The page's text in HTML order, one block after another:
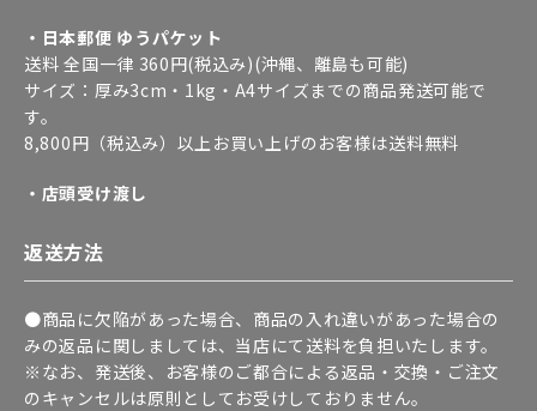
・日本郵便 ゆうパケット
送料 全国一律 360円(税込み)(沖縄、離島も可能)
サイズ：厚み3cm・1kg・A4サイズまでの商品発送可能で
す。
8,800円（税込み）以上お買い上げのお客様は送料無料
・店頭受け渡し
返送方法
●商品に欠陥があった場合、商品の入れ違いがあった場合の
みの返品に関しましては、当店にて送料を負担いたします。
※なお、発送後、お客様のご都合による返品・交換・ご注文
のキャンセルは原則としてお受けしておりません。